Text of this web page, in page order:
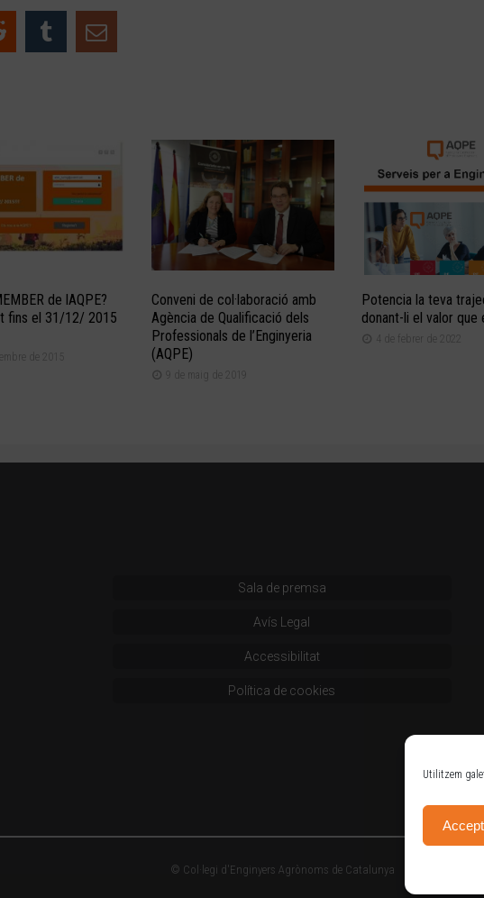
Utilitzem
de lAQPE?
fins el 31/12/ 2015
de 2015
Conveni de col·laboració amb
Agència de Qualificació dels
Professionals de l’Enginyeria
(AQPE)
9 de maig de 2019
Potencia la teva
donant-li el valor que
4 de febrer de 2022
Sala de premsa
Avís Legal
Accessibilitat
Política de cookies
© Col·legi d'Enginyers Agrònoms de Catalunya